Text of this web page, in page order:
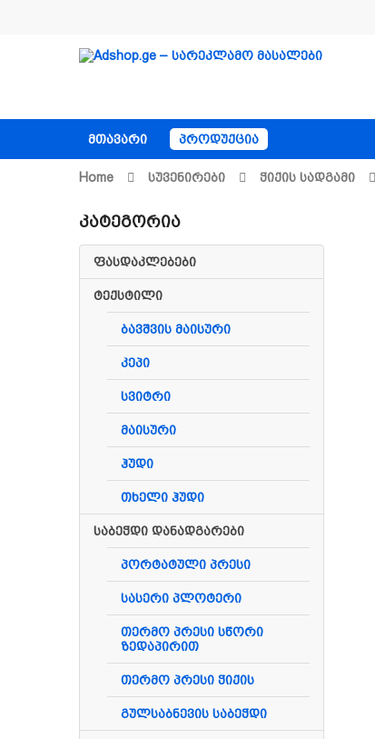
ᲛᲗᲐᲕᲐᲠᲘ ᲞᲠᲝᲓᲣᲥᲪᲘᲐ
Home Სუვენირები Ჭიქის Სადგამი
Კატეგორია
ფასდაკლებები
ტექსტილი
ბავშვის მაისური
კეპი
სვიტრი
მაისური
ჰუდი
თხელი ჰუდი
საბეჭდი დანადგარები
პორტატული პრესი
სასერი პლოტერი
თერმო პრესი სწორი
ზედაპირით
თერმო პრესი ჭიქის
გულსაბნევის საბეჭდი